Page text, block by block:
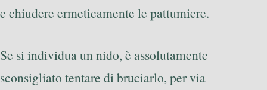
e chiudere ermeticamente le pattumiere.
Se si individua un nido, è assolutamente
sconsigliato tentare di bruciarlo, per via